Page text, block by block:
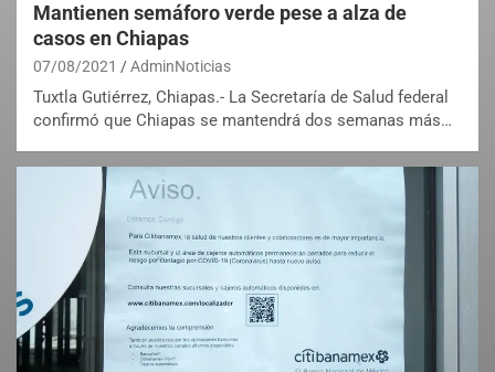
Mantienen semáforo verde pese a alza de
casos en Chiapas
07/08/2021 AdminNoticias
Tuxtla Gutiérrez, Chiapas.- La Secretaría de Salud federal
confirmó que Chiapas se mantendrá dos semanas más…